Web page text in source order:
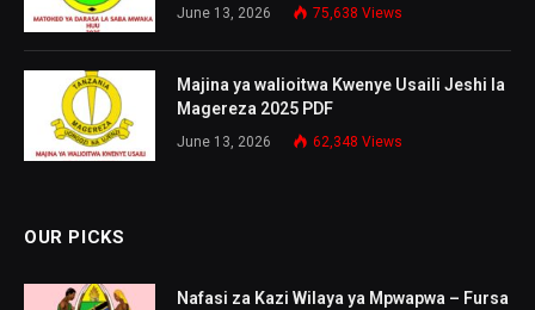
June 13, 2026 75,638 Views
Majina ya walioitwa Kwenye Usaili Jeshi la
Magereza 2025 PDF
June 13, 2026 62,348 Views
OUR PICKS
Nafasi za Kazi Wilaya ya Mpwapwa – Fursa